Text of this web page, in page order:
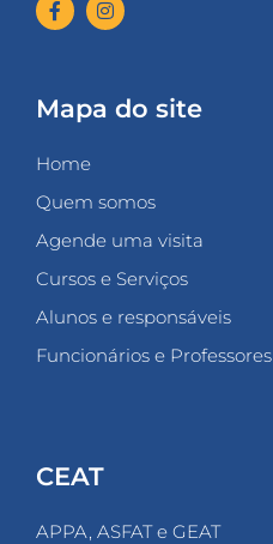
Mapa do site
Home
Quem somos
Agende uma visita
Cursos e Serviços
Alunos e responsáveis
Funcionários e Professores
CEAT
APPA, ASFAT e GEAT